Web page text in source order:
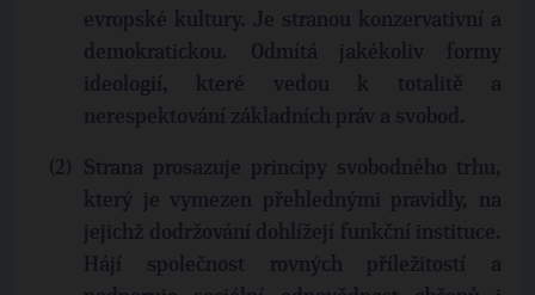
evropské kultury. Je stranou konzervativní a
demokratickou. Odmítá jakékoliv formy
ideologií, které vedou k totalitě a
nerespektování základních práv a svobod.
Strana prosazuje principy svobodného trhu,
který je vymezen přehlednými pravidly, na
jejichž dodržování dohlížejí funkční instituce.
Hájí společnost rovných příležitostí a